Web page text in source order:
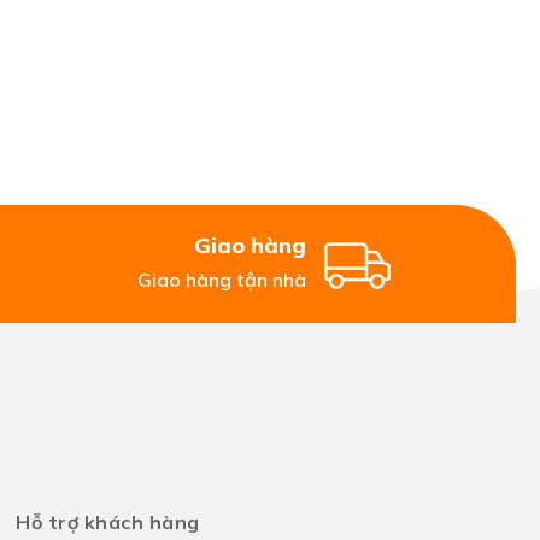
Giao hàng
Giao hàng tận nhà
Hỗ trợ khách hàng